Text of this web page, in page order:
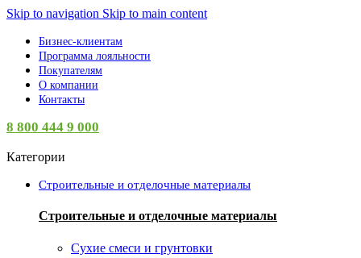
Skip to navigation Skip to main content
Бизнес-клиентам
Программа лояльности
Покупателям
О компании
Контакты
8 800 444 9 000
Категории
Строительные и отделочные материалы
Строительные и отделочные материалы
Сухие смеси и грунтовки